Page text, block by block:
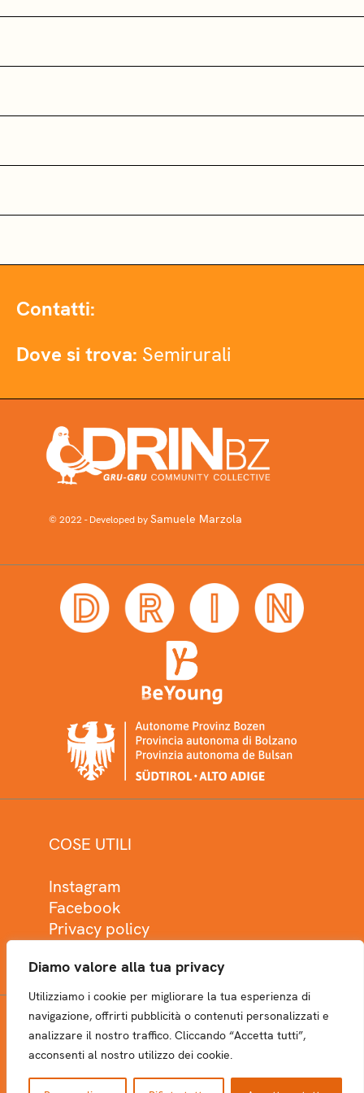
Diamo valore alla tua privacy
Utilizziamo i cookie per migliorare la tua esperienza di
navigazione, offrirti pubblicità o contenuti personalizzati e
analizzare il nostro traffico. Cliccando “Accetta tutti”,
acconsenti al nostro utilizzo dei cookie.
Contatti:
Dove si trova: Semirurali
© 2022 - Developed bySamuele Marzola
COSE UTILI
Instagram
Facebook
Privacy policy
NEWSLETTER